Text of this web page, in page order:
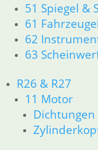
51 Spiegel &
61
62
63
R26 & R27
11 Motor
Dichtungen
zzgl.
In den Warenkorb
Bolzen
14,50 €
Artikelnummer:
inkl. MwSt.
zzgl.